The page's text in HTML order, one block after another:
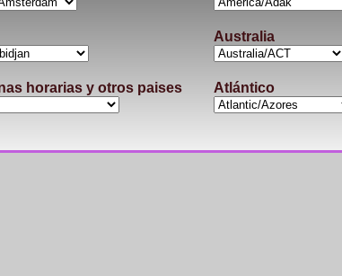
Australia
horarias y otros paises Atlántico